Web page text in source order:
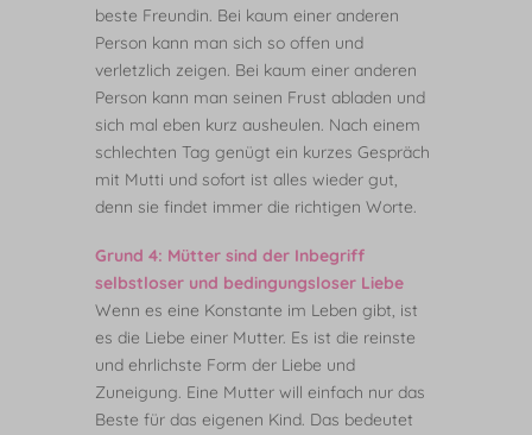
beste Freundin. Bei kaum einer anderen
Person kann man sich so offen und
verletzlich zeigen. Bei kaum einer anderen
Person kann man seinen Frust abladen und
sich mal eben kurz ausheulen. Nach einem
schlechten Tag genügt ein kurzes Gespräch
mit Mutti und sofort ist alles wieder gut,
denn sie findet immer die richtigen Worte.
Grund 4: Mütter sind der Inbegriff
selbstloser und bedingungsloser Liebe
Wenn es eine Konstante im Leben gibt, ist
es die Liebe einer Mutter. Es ist die reinste
und ehrlichste Form der Liebe und
Zuneigung. Eine Mutter will einfach nur das
Beste für das eigenen Kind. Das bedeutet